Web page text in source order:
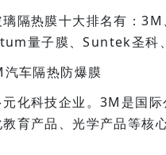
璃隔热膜十大排名有：
量子膜、Suntek圣科
车隔热防爆膜
化科技企业。3M是国
育产品、光学产品等核